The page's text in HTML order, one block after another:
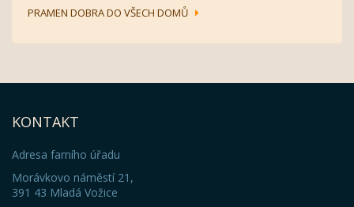
PRAMEN DOBRA DO VŠECH DOMŮ
KONTAKT
Adresa farního úřadu
Morávkovo náměstí 21,
391 43 Mladá Vožice